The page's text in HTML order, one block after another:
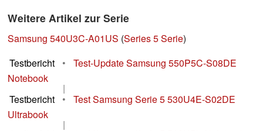
Weitere Artikel zur Serie
Samsung 540U3C-A01US (Series 5 Serie)
Testbericht
•
Test-Update Samsung 550P5C-S08DE
Notebook
|
Testbericht
•
Test Samsung Serie 5 530U4E-S02DE
Ultrabook
|